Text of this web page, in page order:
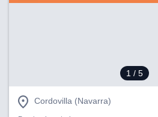
1 / 5
Cordovilla (Navarra)